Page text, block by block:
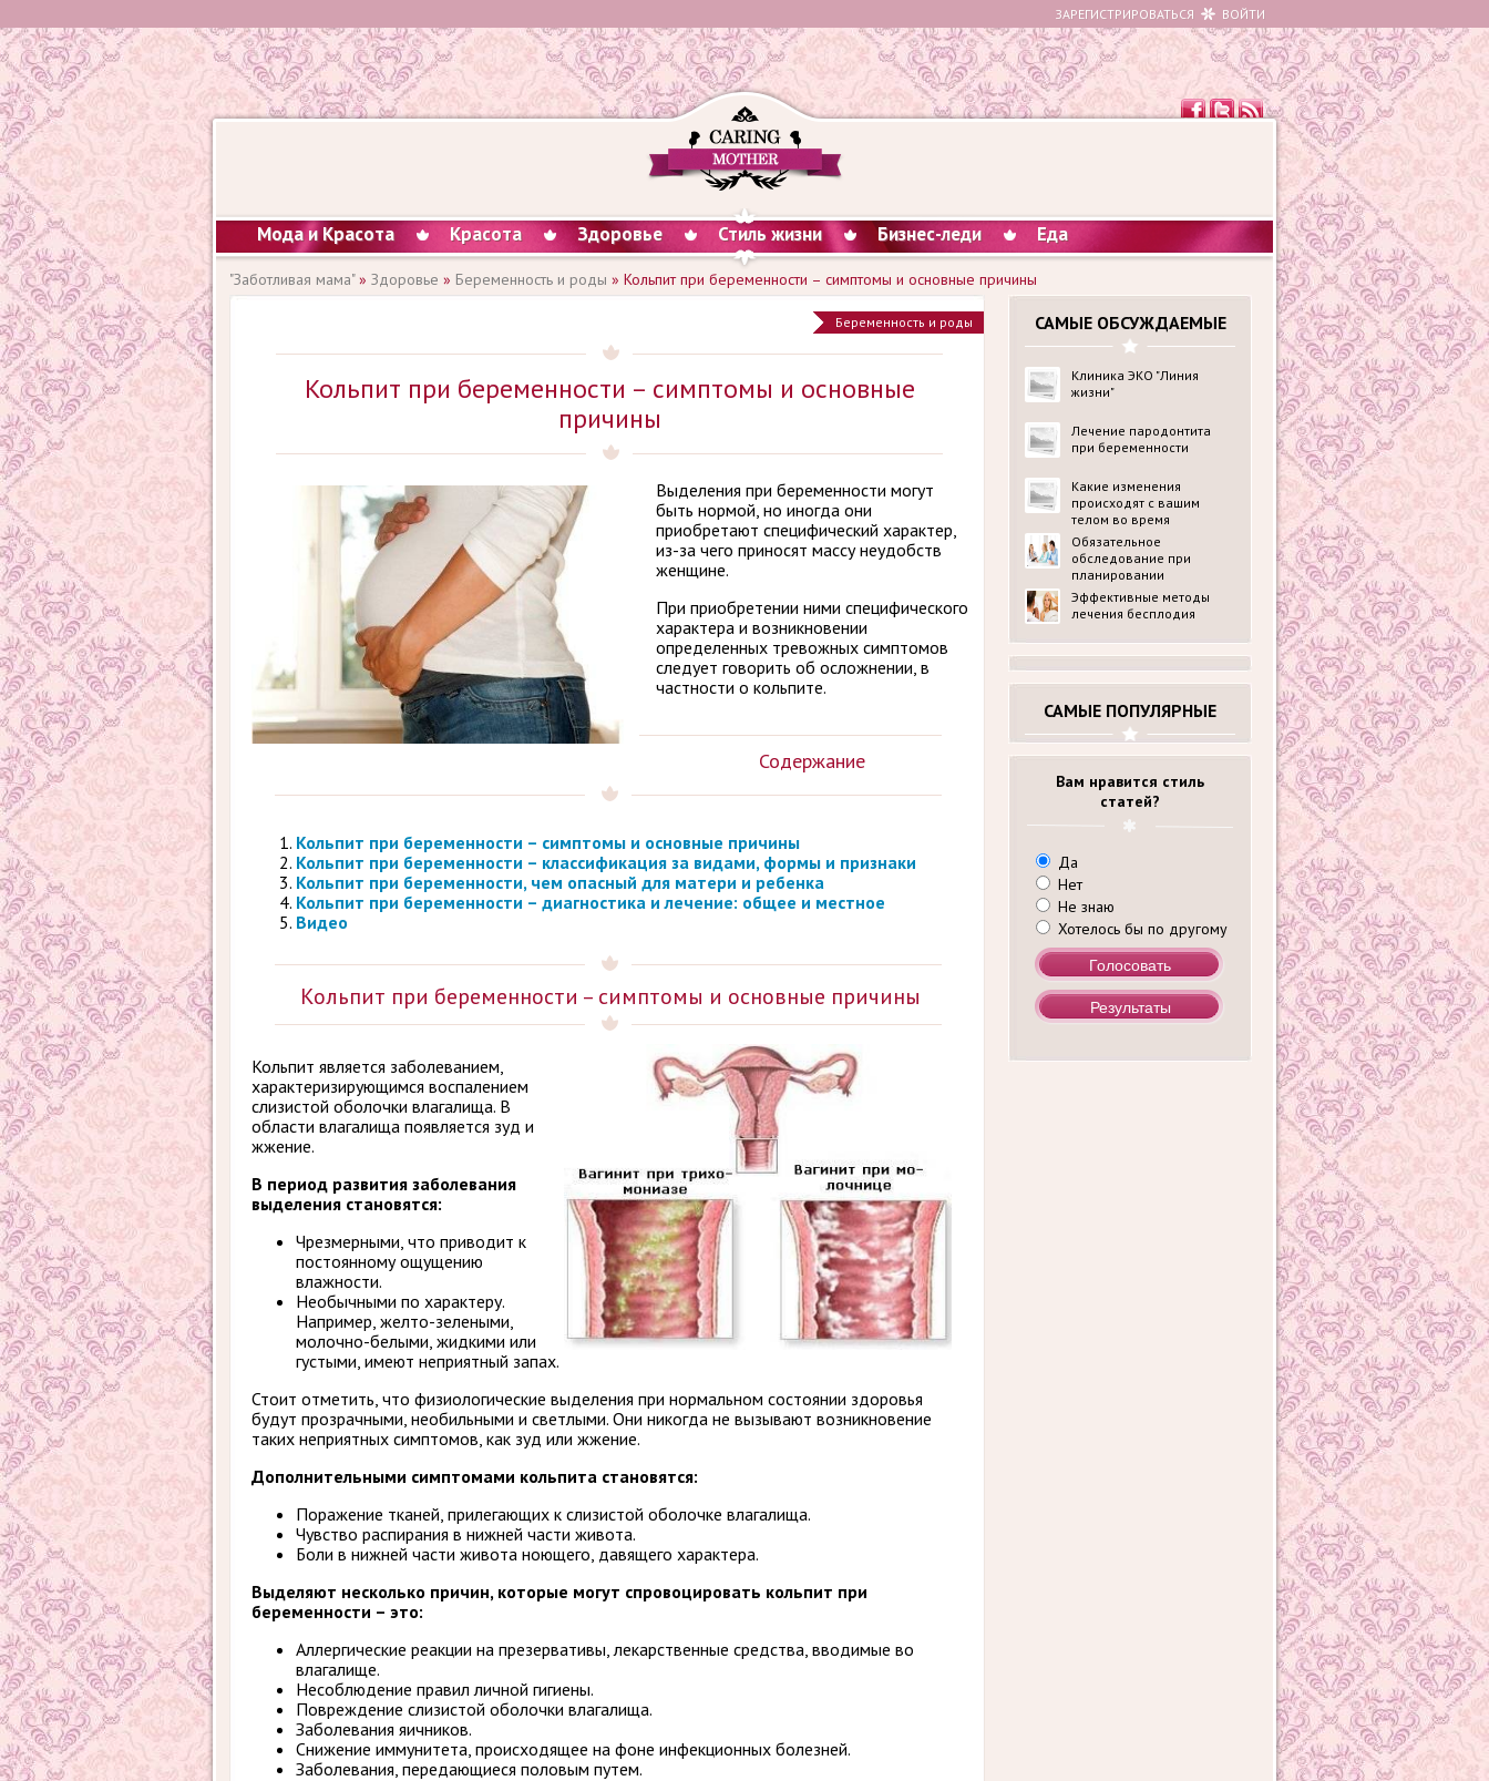
ЗАРЕГИСТРИРОВАТЬСЯ ВОЙТИ
Мода и Красота Красота Здоровье Стиль жизни Бизнес-леди Еда
"Заботливая мама"» Здоровье » Беременность и роды » Кольпит при беременности – симптомы и основные причины
Беременность и роды
Кольпит при беременности – симптомы и основные
причины
Выделения при беременности могут
быть нормой, но иногда они
приобретают специфический характер,
из-за чего приносят массу неудобств
женщине.
При приобретении ними специфического
характера и возникновении
определенных тревожных симптомов
следует говорить об осложнении, в
частности о кольпите.
Содержание
Кольпит при беременности – симптомы и основные причины
Кольпит при беременности – классификация за видами, формы и признаки
Кольпит при беременности, чем опасный для матери и ребенка
Кольпит при беременности – диагностика и лечение: общее и местное
Видео
Кольпит при беременности – симптомы и основные причины
Кольпит является заболеванием,
характеризирующимся воспалением
слизистой оболочки влагалища. В
области влагалища появляется зуд и
жжение.
В период развития заболевания
выделения становятся:
Чрезмерными, что приводит к
постоянному ощущению
влажности.
Необычными по характеру.
Например, желто-зелеными,
молочно-белыми, жидкими или
густыми, имеют неприятный запах.
Стоит отметить, что физиологические выделения при нормальном состоянии здоровья
будут прозрачными, необильными и светлыми. Они никогда не вызывают возникновение
таких неприятных симптомов, как зуд или жжение.
Дополнительными симптомами кольпита становятся:
Поражение тканей, прилегающих к слизистой оболочке влагалища.
Чувство распирания в нижней части живота.
Боли в нижней части живота ноющего, давящего характера.
Выделяют несколько причин, которые могут спровоцировать кольпит при
беременности – это:
Аллергические реакции на презервативы, лекарственные средства, вводимые во
влагалище.
Несоблюдение правил личной гигиены.
Повреждение слизистой оболочки влагалища.
Заболевания яичников.
Снижение иммунитета, происходящее на фоне инфекционных болезней.
Заболевания, передающиеся половым путем.
САМЫЕ ОБСУЖДАЕМЫЕ
Клиника ЭКО "Линия
жизни"
Лечение пародонтита
при беременности
Какие изменения
происходят с вашим
телом во время
беременности?
Обязательное
обследование при
планировании
беременности в
медицинском центре
ldck.ru: перечень
анализов
Эффективные методы
лечения бесплодия
САМЫЕ ПОПУЛЯРНЫЕ
Вам нравится стиль
статей?
Да
Нет
Не знаю
Хотелось бы по другому